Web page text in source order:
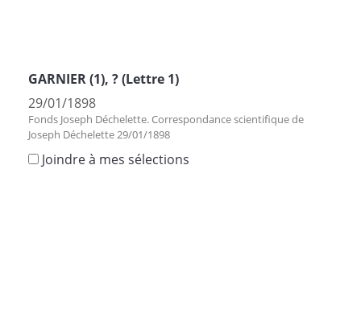
GARNIER (1), ? (Lettre 1)
29/01/1898
Fonds Joseph Déchelette. Correspondance scientifique de
Joseph Déchelette 29/01/1898
Joindre à mes sélections